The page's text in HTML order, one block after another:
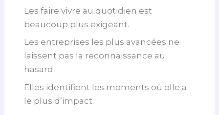
Les faire vivre au quotidien est
beaucoup plus exigeant.
Les entreprises les plus avancées ne
laissent pas la reconnaissance au
hasard.
Elles identifient les moments où elle a
le plus d’impact.